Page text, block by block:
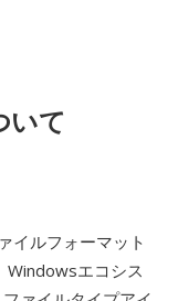
いて
イルフォーマット
エコシス